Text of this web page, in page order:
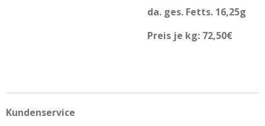
da. ges. Fetts. 16,25g
Preis je kg: 72,50€
Kundenservice